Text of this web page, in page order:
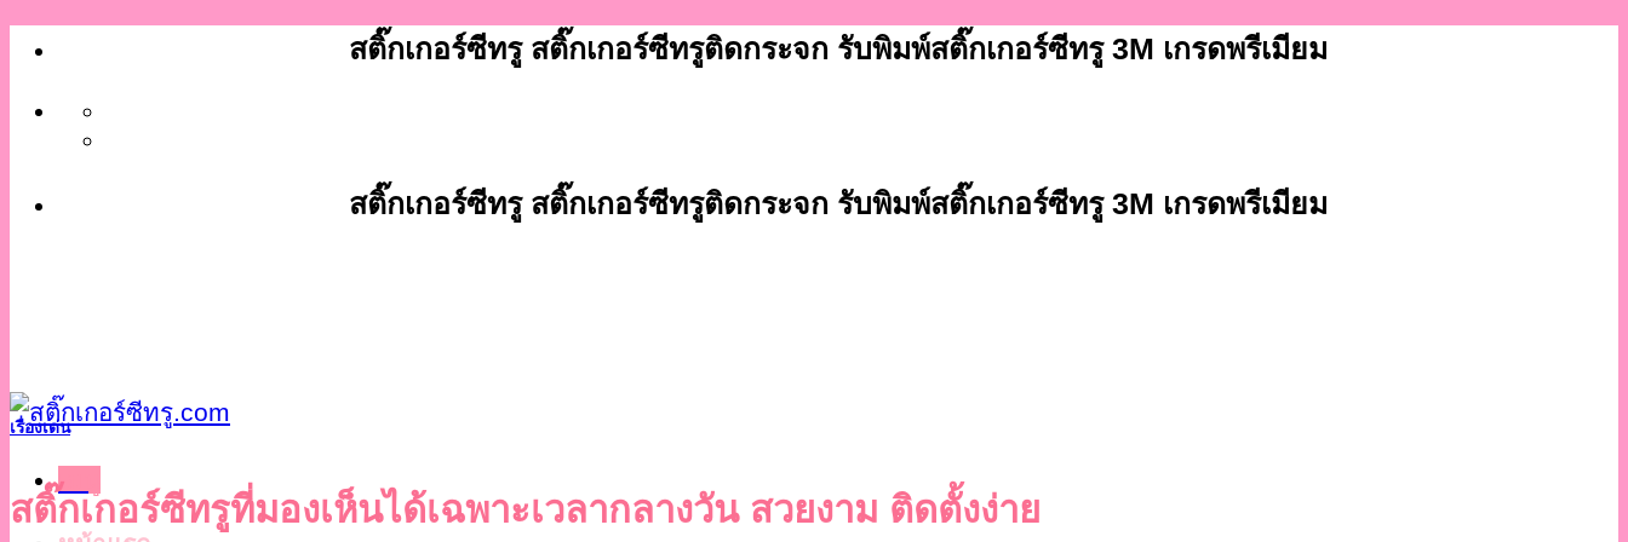
ข้าม
สติ๊กเกอร์ซีทรู สติ๊กเกอร์ซีทรูติดกระจก รับพิมพ์สติ๊กเกอร์ซีทรู 3M เกรดพรีเมียม
สติ๊กเกอร์ซีทรู สติ๊กเกอร์ซีทรูติดกระจก รับพิมพ์สติ๊กเกอร์ซีทรู 3M เกรดพรีเมียม
เมนู
เรื่องเด่น
สติ๊กเกอร์ซีทรูที่มองเห็นได้เฉพาะเวลากลางวัน สวยงาม ติดตั้งง่าย